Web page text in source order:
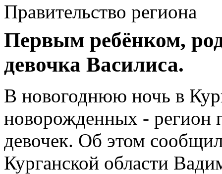
Правительство региона
Первым ребёнком,
девочка Василиса.
В новогоднюю ночь в
новорожденных - регион
девочек. Об этом
Курганской области